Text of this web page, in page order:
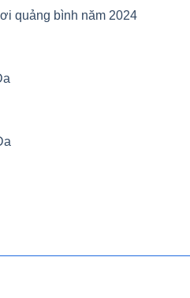
quảng bình năm 2024